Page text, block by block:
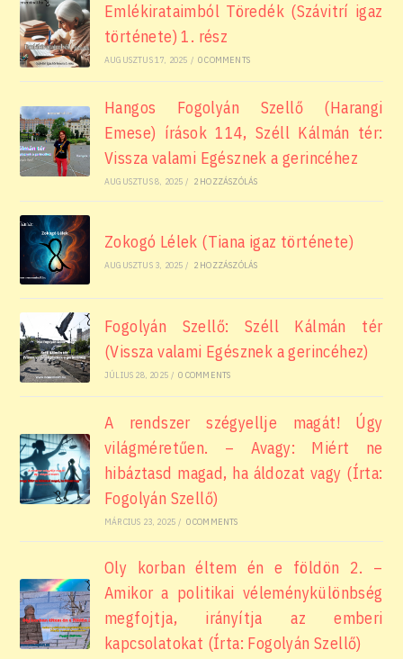
Emlékirataimból Töredék (Szávitrí igaz
története) 1. rész
AUGUSZTUS 17, 2025 / 0 COMMENTS
Hangos Fogolyán Szellő (Harangi
Emese) írások 114, Széll Kálmán tér:
Vissza valami Egésznek a gerincéhez
AUGUSZTUS 8, 2025 / 2 HOZZÁSZÓLÁS
Zokogó Lélek (Tiana igaz története)
AUGUSZTUS 3, 2025 / 2 HOZZÁSZÓLÁS
Fogolyán Szellő: Széll Kálmán tér
(Vissza valami Egésznek a gerincéhez)
JÚLIUS 28, 2025 / 0 COMMENTS
A rendszer szégyellje magát! Úgy
világméretűen. – Avagy: Miért ne
hibáztasd magad, ha áldozat vagy (Írta:
Fogolyán Szellő)
MÁRCIUS 23, 2025 / 0 COMMENTS
Oly korban éltem én e földön 2. –
Amikor a politikai véleménykülönbség
megfojtja, irányítja az emberi
kapcsolatokat (Írta: Fogolyán Szellő)